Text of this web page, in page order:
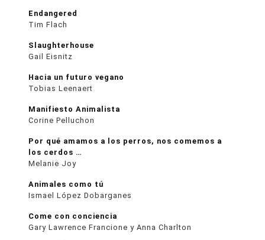
Endangered
Tim Flach
Slaughterhouse
Gail Eisnitz
Hacia un futuro vegano
Tobias Leenaert
Manifiesto Animalista
Corine Pelluchon
Por qué amamos a los perros, nos comemos a
los cerdos …
Melanie Joy
Animales como tú
Ismael López Dobarganes
Come con conciencia
Gary Lawrence Francione y Anna Charlton